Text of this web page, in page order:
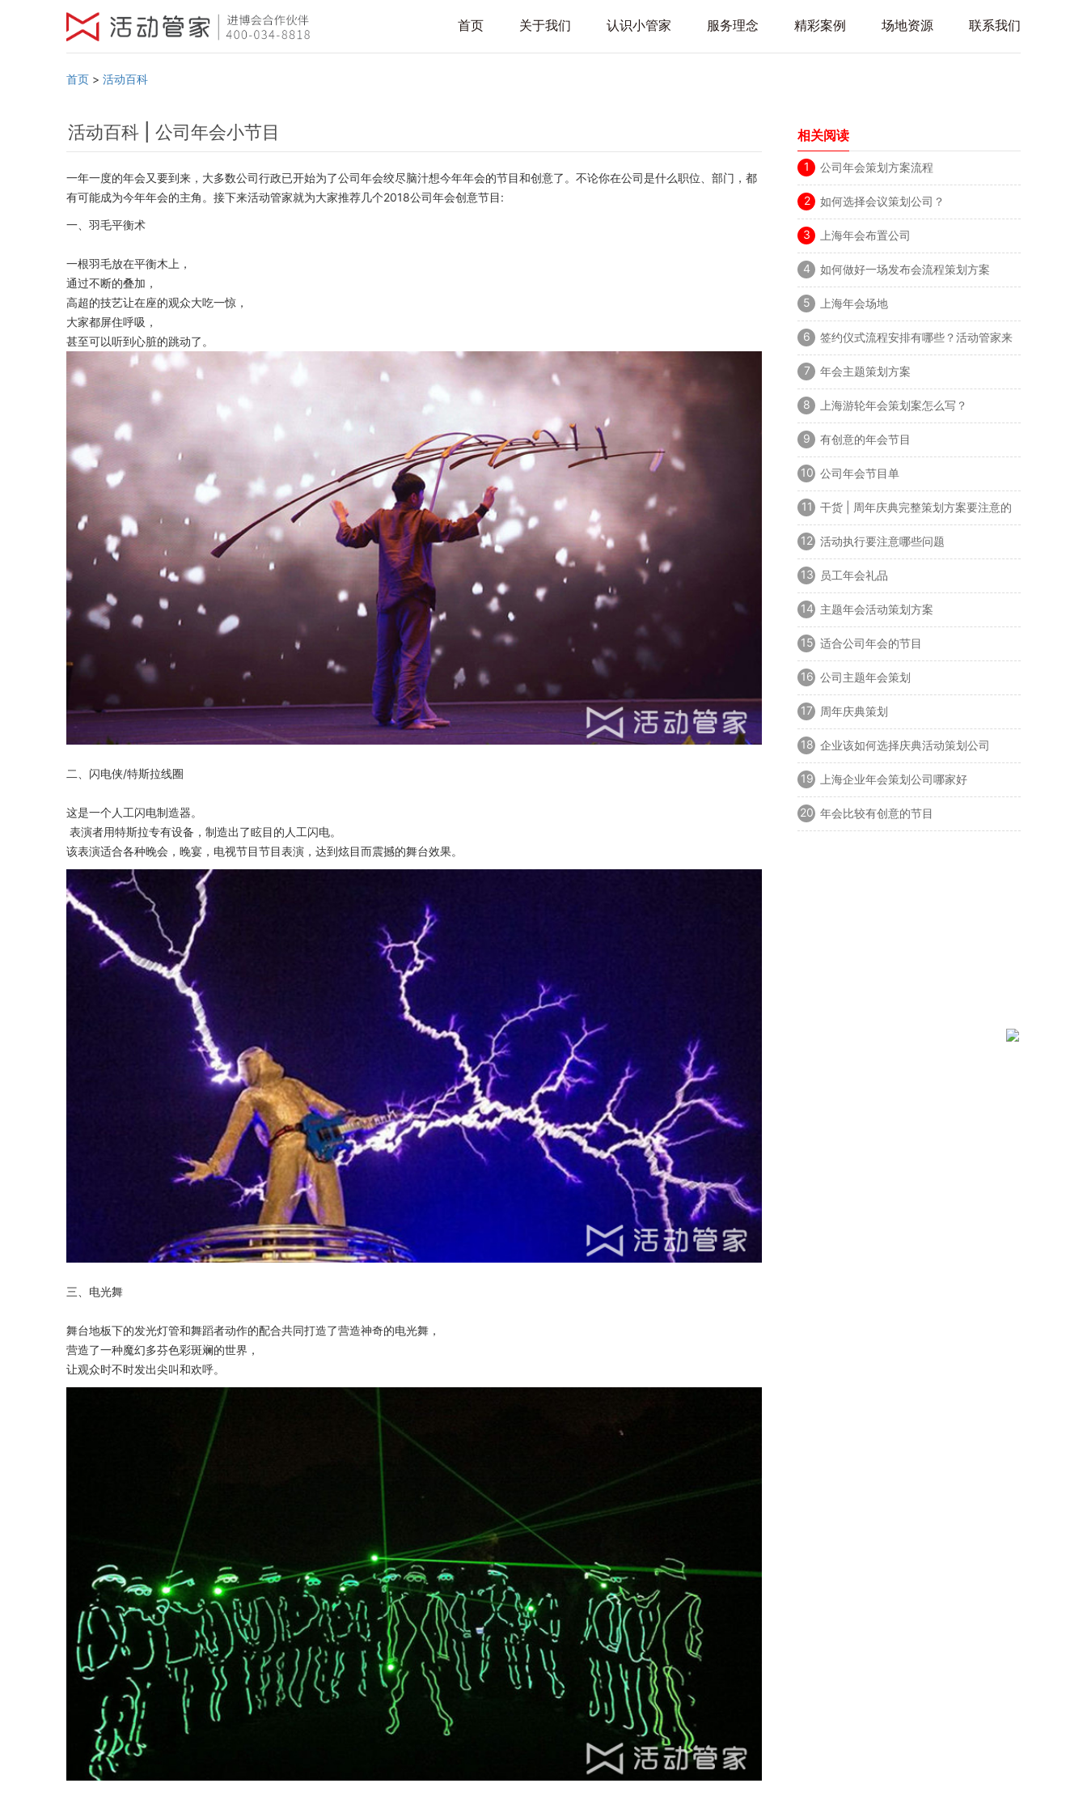
联系我们
场地资源
精彩案例
服务理念
认识小管家
关于我们
首页
首页 > 活动百科
活动百科 | 公司年会小节目
一年一度的年会又要到来，大多数公司行政已开始为了公司年会绞尽脑汁想今年年会的节目和创意了。不论你在公司是什么职位、部门，都
有可能成为今年年会的主角。接下来活动管家就为大家推荐几个2018公司年会创意节目:
一、羽毛平衡术
一根羽毛放在平衡木上，
通过不断的叠加，
高超的技艺让在座的观众大吃一惊，
大家都屏住呼吸，
甚至可以听到心脏的跳动了。
二、闪电侠/特斯拉线圈
这是一个人工闪电制造器。
表演者用特斯拉专有设备，制造出了眩目的人工闪电。
该表演适合各种晚会，晚宴，电视节目节目表演，达到炫目而震撼的舞台效果。
三、电光舞
舞台地板下的发光灯管和舞蹈者动作的配合共同打造了营造神奇的电光舞，
营造了一种魔幻多芬色彩斑斓的世界，
让观众时不时发出尖叫和欢呼。
相关阅读
1 公司年会策划方案流程
2 如何选择会议策划公司？
3 上海年会布置公司
4 如何做好一场发布会流程策划方案
5 上海年会场地
6
签约仪式流程安排有哪些？活动管家来
告诉你
7
年会主题策划方案
8 上海游轮年会策划案怎么写？
9 有创意的年会节目
10 公司年会节目单
11
干货 | 周年庆典完整策划方案要注意的
问题
12 活动执行要注意哪些问题
13 员工年会礼品
14 主题年会活动策划方案
15 适合公司年会的节目
16 公司主题年会策划
17 周年庆典策划
18 企业该如何选择庆典活动策划公司
19 上海企业年会策划公司哪家好
20 年会比较有创意的节目